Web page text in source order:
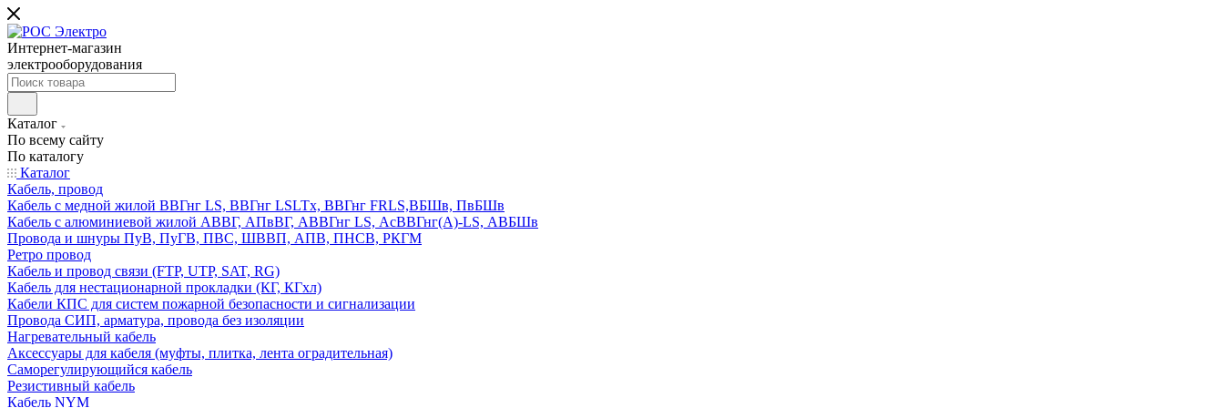
Интернет-магазин
электрооборудования
Каталог
По всему сайту
По каталогу
Каталог
Кабель, провод
Кабель с медной жилой ВВГнг LS, ВВГнг LSLTx, ВВГнг FRLS,ВБШв, ПвБШв
Кабель с алюминиевой жилой АВВГ, АПвВГ, АВВГнг LS, АсВВГнг(А)-LS, АВБШв
Провода и шнуры ПуВ, ПуГВ, ПВС, ШВВП, АПВ, ПНСВ, РКГМ
Ретро провод
Кабель и провод связи (FTP, UTP, SAT, RG)
Кабель для нестационарной прокладки (КГ, КГхл)
Кабели КПС для систем пожарной безопасности и сигнализации
Провода СИП, арматура, провода без изоляции
Нагревательный кабель
Аксессуары для кабеля (муфты, плитка, лента оградительная)
Саморегулирующийся кабель
Резистивный кабель
Кабель NYM